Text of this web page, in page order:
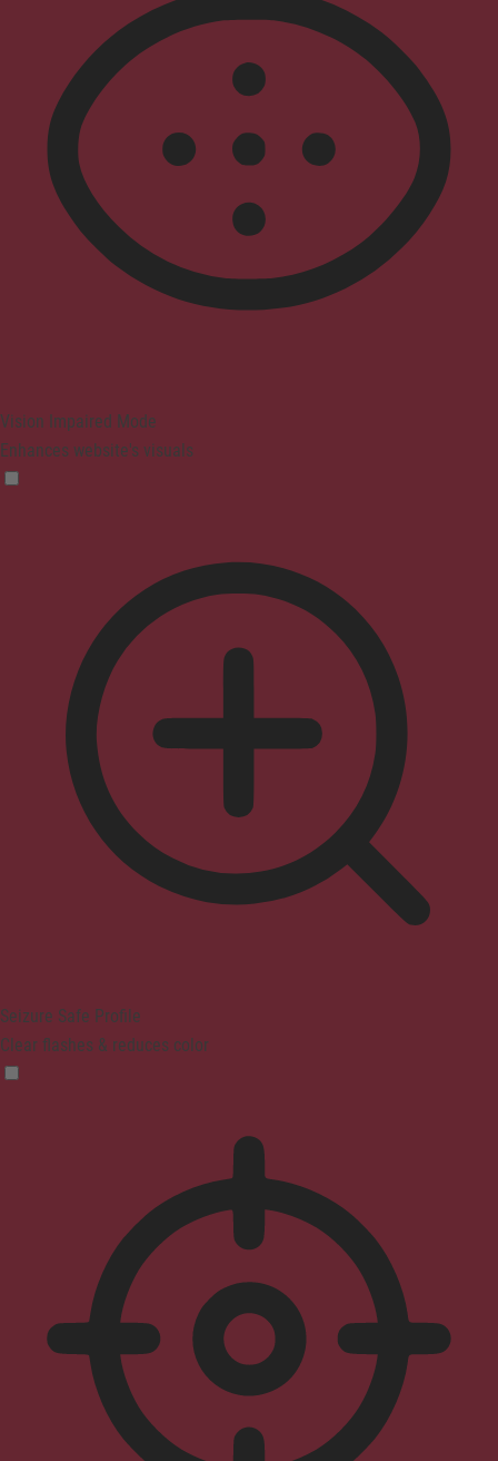
Vision Impaired Mode
Enhances website's visuals
Seizure Safe Profile
Clear flashes & reduces color